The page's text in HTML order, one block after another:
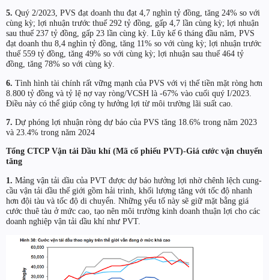
5. Quý 2/2023, PVS đạt doanh thu đạt 4,7 nghìn tỷ đồng, tăng 24% so với
cùng kỳ; lợi nhuận trước thuế 292 tỷ đồng, gấp 4,7 lần cùng kỳ; lợi nhuận
sau thuế 237 tỷ đồng, gấp 23 lần cùng kỳ. Lũy kế 6 tháng đầu năm, PVS
đạt doanh thu 8,4 nghìn tỷ đồng, tăng 11% so với cùng kỳ; lợi nhuận trước
thuế 559 tỷ đồng, tăng 49% so với cùng kỳ; lợi nhuận sau thuế 464 tỷ
đồng, tăng 78% so với cùng kỳ.
6. Tình hình tài chính rất vững mạnh của PVS với vị thế tiền mặt ròng hơn
8.800 tỷ đồng và tỷ lệ nợ vay ròng/VCSH là -67% vào cuối quý I/2023.
Điều này có thể giúp công ty hưởng lợi từ môi trường lãi suất cao.
7. Dự phóng lợi nhuận ròng dự báo của PVS tăng 18.6% trong năm 2023
và 23.4% trong năm 2024
Tổng CTCP Vận tải Dầu khí (Mã cổ phiếu PVT)-Giá cước vận chuyển
tăng
1. Mảng vận tải dầu của PVT được dự báo hưởng lợi nhờ chênh lệch cung-
cầu vận tải dầu thế giới gồm hải trình, khối lượng tăng với tốc độ nhanh
hơn đội tàu và tốc độ di chuyển. Những yếu tố này sẽ giữ mặt bằng giá
cước thuê tàu ở mức cao, tạo nên môi trường kinh doanh thuận lợi cho các
doanh nghiệp vận tải dầu khí như PVT.